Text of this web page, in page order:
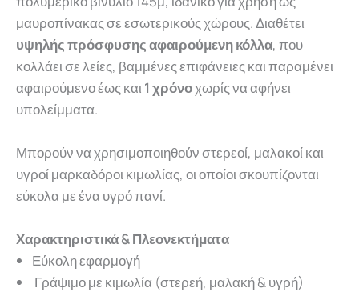
μαυροπίνακας σε εσωτερικούς χώρους. Διαθέτει
υψηλής πρόσφυσης αφαιρούμενη κόλλα, που
κολλάει σε λείες, βαμμένες επιφάνειες και παραμένει
αφαιρούμενο έως και 1 χρόνοχωρίς να αφήνει
υπολείμματα.
Μπορούνναχρησιμοποιηθούνστερεοί, μαλακοίκαι
υγροίμαρκαδόροι κιμωλίας, οιοποίοισκουπίζονται
εύκολα με ένα υγρό πανί.
Χαρακτηριστικά & Πλεονεκτήματα
Εύκολη εφαρμογή
Γράψιμο με κιμωλία (στερεή, μαλακή & υγρή)